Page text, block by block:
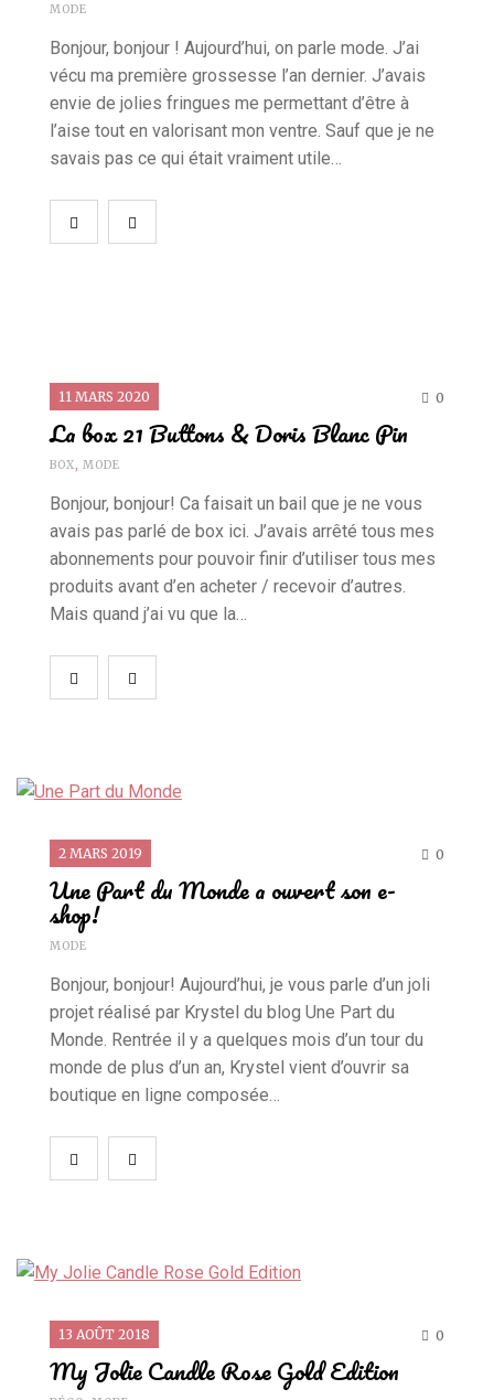
MODE
Bonjour, bonjour ! Aujourd’hui, on parle mode. J’ai
vécu ma première grossesse l’an dernier. J’avais
envie de jolies fringues me permettant d’être à
l’aise tout en valorisant mon ventre. Sauf que je ne
savais pas ce qui était vraiment utile…
11 MARS 2020 0
La box 21 Buttons & Doris Blanc Pin
BOX MODE
Bonjour, bonjour! Ca faisait un bail que je ne vous
avais pas parlé de box ici. J’avais arrêté tous mes
abonnements pour pouvoir finir d’utiliser tous mes
produits avant d’en acheter / recevoir d’autres.
Mais quand j’ai vu que la…
2 MARS 2019 0
Une Part du Monde a ouvert son e-
shop!
MODE
Bonjour, bonjour! Aujourd’hui, je vous parle d’un joli
projet réalisé par Krystel du blog Une Part du
Monde. Rentrée il y a quelques mois d’un tour du
monde de plus d’un an, Krystel vient d’ouvrir sa
boutique en ligne composée…
13 AOÛT 2018 0
My Jolie Candle Rose Gold Edition